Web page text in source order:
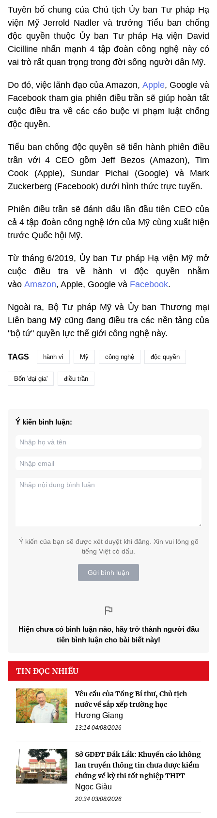
Tuyên bố chung của Chủ tịch Ủy ban Tư pháp Hạ
viện Mỹ Jerrold Nadler và trưởng Tiểu ban chống
độc quyền thuộc Ủy ban Tư pháp Hạ viện David
Cicilline nhấn mạnh 4 tập đoàn công nghệ này có
vai trò rất quan trọng trong đời sống người dân Mỹ.
Do đó, việc lãnh đạo của Amazon, Apple, Google và
Facebook tham gia phiên điều trần sẽ giúp hoàn tất
cuộc điều tra về các cáo buộc vi phạm luật chống
độc quyền.
Tiểu ban chống độc quyền sẽ tiến hành phiên điều
trần với 4 CEO gồm Jeff Bezos (Amazon), Tim
Cook (Apple), Sundar Pichai (Google) và Mark
Zuckerberg (Facebook) dưới hình thức trực tuyến.
Phiên điều trần sẽ đánh dấu lần đầu tiên CEO của
cả 4 tập đoàn công nghệ lớn của Mỹ cùng xuất hiện
trước Quốc hội Mỹ.
Từ tháng 6/2019, Ủy ban Tư pháp Hạ viện Mỹ mở
cuộc điều tra về hành vi độc quyền nhằm
vào Amazon, Apple, Google và Facebook.
Ngoài ra, Bộ Tư pháp Mỹ và Ủy ban Thương mại
Liên bang Mỹ cũng đang điều tra các nền tảng của
"bộ tứ" quyền lực thế giới công nghệ này.
TAGS hành vi Mỹ công nghệ độc quyền
Bốn 'đại gia' điều trần
Ý kiến bình luận:
Ý kiến của bạn sẽ được xét duyệt khi đăng. Xin vui lòng gõ
tiếng Việt có dấu.
Gửi bình luận
Hiện chưa có bình luận nào, hãy trở thành người đầu
tiên bình luận cho bài biết này!
TIN ĐỌC NHIỀU
Yêu cầu của Tổng Bí thư, Chủ tịch
nước về sắp xếp trường học
Hương Giang
13:14 04/08/2026
Sở GDĐT Đắk Lắk: Khuyến cáo không
lan truyền thông tin chưa được kiểm
chứng về kỳ thi tốt nghiệp THPT
Ngọc Giàu
20:34 03/08/2026